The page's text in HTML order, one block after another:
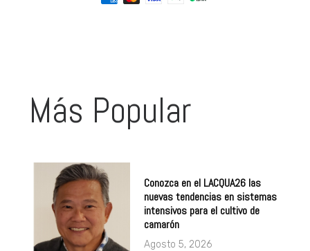
Más Popular
Conozca en el LACQUA26 las
nuevas tendencias en sistemas
intensivos para el cultivo de
camarón
Agosto 5, 2026